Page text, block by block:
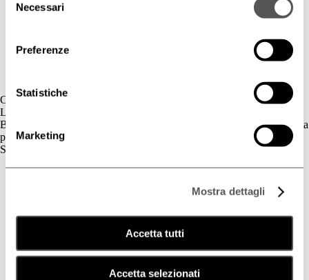
delNecessari
Preferenze
Statistiche
Marketing
Mostra dettagli
Accetta tutti
Accetta selezionati
Contatti
L'azienda
BIOGENA è un’azienda cosmetica la cui gamma di prodotti è dedicata
principalmente al benessere della pelle.
Skincare
Fotoprotezione Dedicata
Psoriasi
Secchezza Cutanea